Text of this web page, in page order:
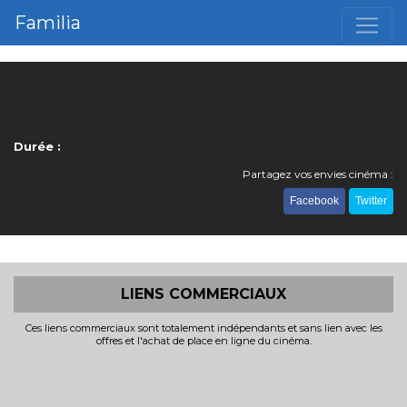
Familia
Durée :
Partagez vos envies cinéma :
Facebook Twitter
LIENS COMMERCIAUX
Ces liens commerciaux sont totalement indépendants et sans lien avec les
offres et l'achat de place en ligne du cinéma.